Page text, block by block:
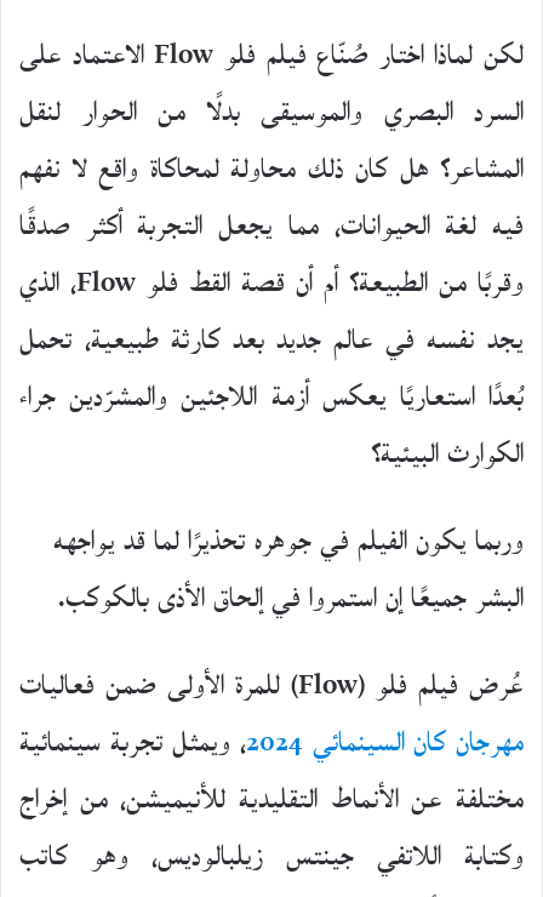
لكن لماذا اختار صُنّاع فيلم فلو Flow الاعتماد على
السرد البصري والموسيقى بدلًا من الحوار لنقل
المشاعر؟ هل كان ذلك محاولة لمحاكاة واقع لا نفهم
فيه لغة الحيوانات، مما يجعل التجربة أكثر صدقًا
وقربًا من الطبيعة؟ أم أن قصة القط فلو Flow، الذي
يجد نفسه في عالم جديد بعد كارثة طبيعية، تحمل
بُعدًا استعاريًا يعكس أزمة اللاجئين والمشرّدين جراء
الكوارث البيئية؟
وربما يكون الفيلم في جوهره تحذيرًا لما قد يواجهه
البشر جميعًا إن استمروا في إلحاق الأذى بالكوكب.
عُرض فيلم فلو (Flow) للمرة الأولى ضمن فعاليات
مهرجان كان السينمائي 2024
، ويمثل تجربة سينمائية
مختلفة عن الأنماط التقليدية للأنيميشن، من إخراج
وكتابة اللاتفي جينتس زيلبالوديس، وهو كاتب